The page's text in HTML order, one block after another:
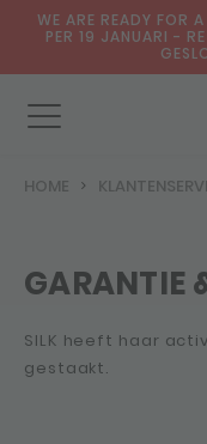
WE ARE READY FOR
PER 19 JANUARI -
HOME
GARANTIE
SILK heeft haar
gestaakt.